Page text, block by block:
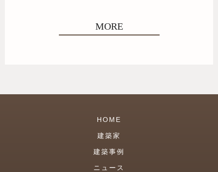
MORE
HOME
建築家
建築事例
ニュース